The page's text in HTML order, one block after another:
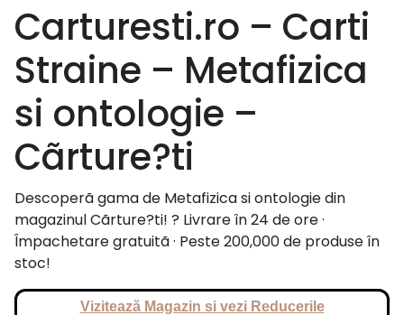
Carturesti.ro – Carti
Straine – Metafizica
si ontologie –
Cãrture?ti
Descoperã gama de Metafizica si ontologie din
magazinul Cãrture?ti! ? Livrare în 24 de ore ·
Împachetare gratuitã · Peste 200,000 de produse în
stoc!
Vizitează Magazin si vezi Reducerile